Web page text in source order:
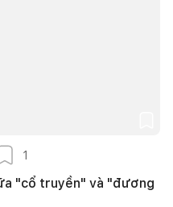
1
"cổ truyền" và "đương